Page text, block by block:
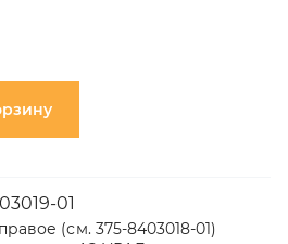
01
(см. 375-8403018-01)